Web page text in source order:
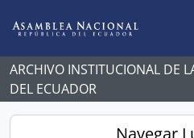
ARCHIVO INSTITUCIONAL DE
DEL ECUADOR
Navegar